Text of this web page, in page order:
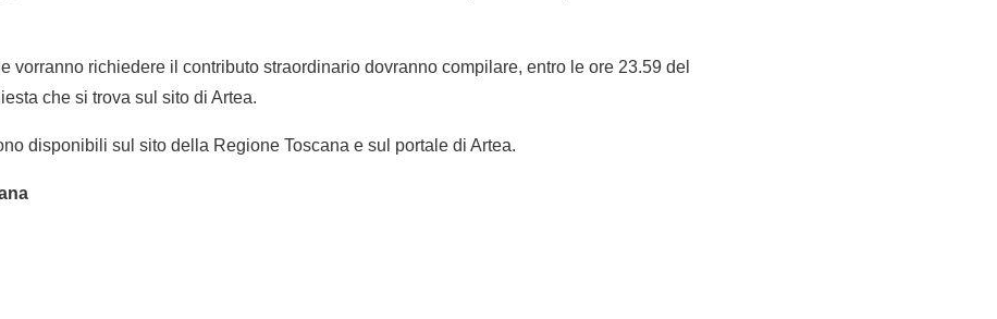
vorranno richiedere il contributo straordinario dovranno compilare, entro le ore 23.59 del
che si trova sul sito di Artea.
disponibili sul sito della Regione Toscana e sul portale di Artea.